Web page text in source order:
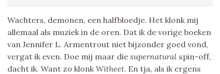
Wachters, demonen, een halfbloedje. Het klonk mij
allemaal als muziek in de oren. Dat ik de vorige boeken
van Jennifer L. Armentrout niet bijzonder goed vond,
vergat ik even. Doe mij maar die supernatural spin-off,
dacht ik. Want zo klonk Witheet. En tja, als ik ergens